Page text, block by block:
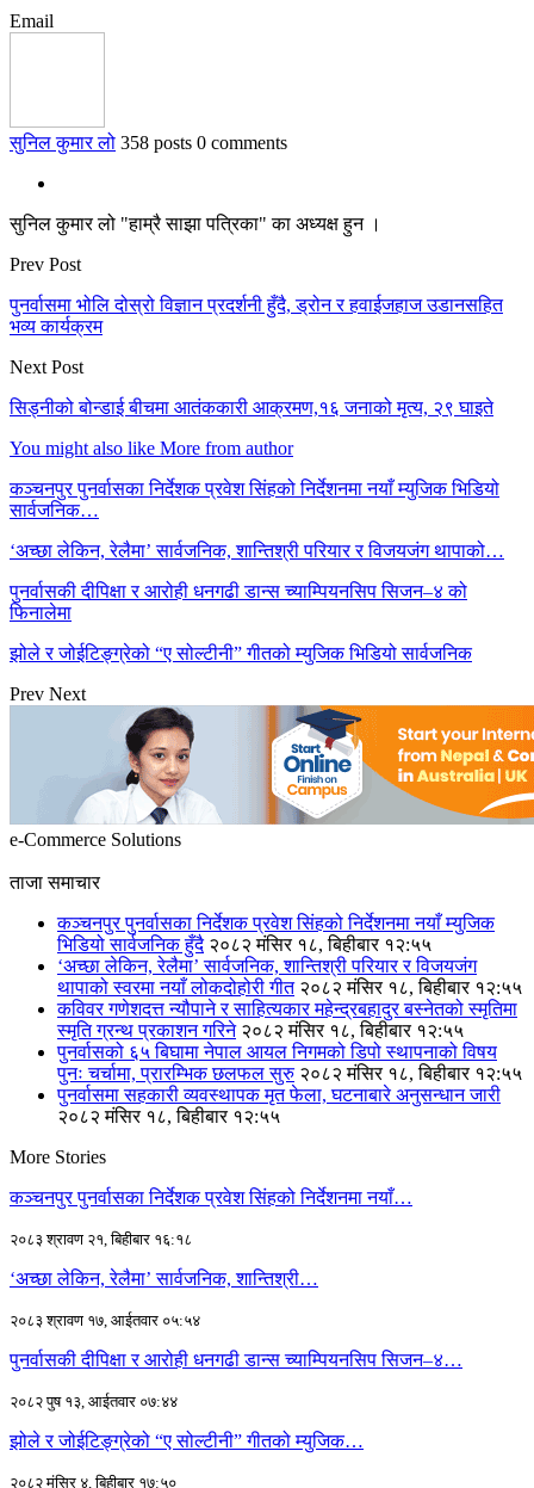
Email
सुनिल कुमार लो 358 posts 0 comments
सुनिल कुमार लो "हाम्रै साझा पत्रिका" का अध्यक्ष हुन ।
Prev Post
पुनर्वासमा भोलि दोस्रो विज्ञान प्रदर्शनी हुँदै, ड्रोन र हवाईजहाज उडानसहित
भव्य कार्यक्रम
Next Post
सिड्नीको बोन्डाई बीचमा आतंककारी आक्रमण,१६ जनाको मृत्य, २९ घाइते
You might also like More from author
कञ्चनपुर पुनर्वासका निर्देशक प्रवेश सिंहको निर्देशनमा नयाँ म्युजिक भिडियो
सार्वजनिक…
‘अच्छा लेकिन, रेलैमा’ सार्वजनिक, शान्तिश्री परियार र विजयजंग थापाको…
पुनर्वासकी दीपिक्षा र आरोही धनगढी डान्स च्याम्पियनसिप सिजन–४ को
फिनालेमा
झोले र जोईटिङ्ग्रेको “ए सोल्टीनी” गीतको म्युजिक भिडियो सार्वजनिक
Prev Next
e-Commerce Solutions
ताजा समाचार
कञ्चनपुर पुनर्वासका निर्देशक प्रवेश सिंहको निर्देशनमा नयाँ म्युजिक
भिडियो सार्वजनिक हुँदै २०८२ मंसिर १८, बिहीबार १२:५५
‘अच्छा लेकिन, रेलैमा’ सार्वजनिक, शान्तिश्री परियार र विजयजंग
थापाको स्वरमा नयाँ लोकदोहोरी गीत २०८२ मंसिर १८, बिहीबार १२:५५
कविवर गणेशदत्त न्यौपाने र साहित्यकार महेन्द्रबहादुर बस्नेतको स्मृतिमा
स्मृति ग्रन्थ प्रकाशन गरिने २०८२ मंसिर १८, बिहीबार १२:५५
पुनर्वासको ६५ बिघामा नेपाल आयल निगमको डिपो स्थापनाको विषय
पुनः चर्चामा, प्रारम्भिक छलफल सुरु २०८२ मंसिर १८, बिहीबार १२:५५
पुनर्वासमा सहकारी व्यवस्थापक मृत फेला, घटनाबारे अनुसन्धान जारी
२०८२ मंसिर १८, बिहीबार १२:५५
More Stories
कञ्चनपुर पुनर्वासका निर्देशक प्रवेश सिंहको निर्देशनमा नयाँ…
२०८३ श्रावण २१, बिहीबार १६:१८
‘अच्छा लेकिन, रेलैमा’ सार्वजनिक, शान्तिश्री…
२०८३ श्रावण १७, आईतवार ०५:५४
पुनर्वासकी दीपिक्षा र आरोही धनगढी डान्स च्याम्पियनसिप सिजन–४…
२०८२ पुष १३, आईतवार ०७:४४
झोले र जोईटिङ्ग्रेको “ए सोल्टीनी” गीतको म्युजिक…
२०८२ मंसिर ४, बिहीबार १७:५०